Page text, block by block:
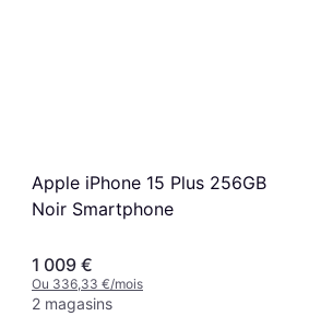
Apple iPhone 15 Plus 256GB
Noir Smartphone
1 009 €
Ou 336,33 €/mois
2 magasins